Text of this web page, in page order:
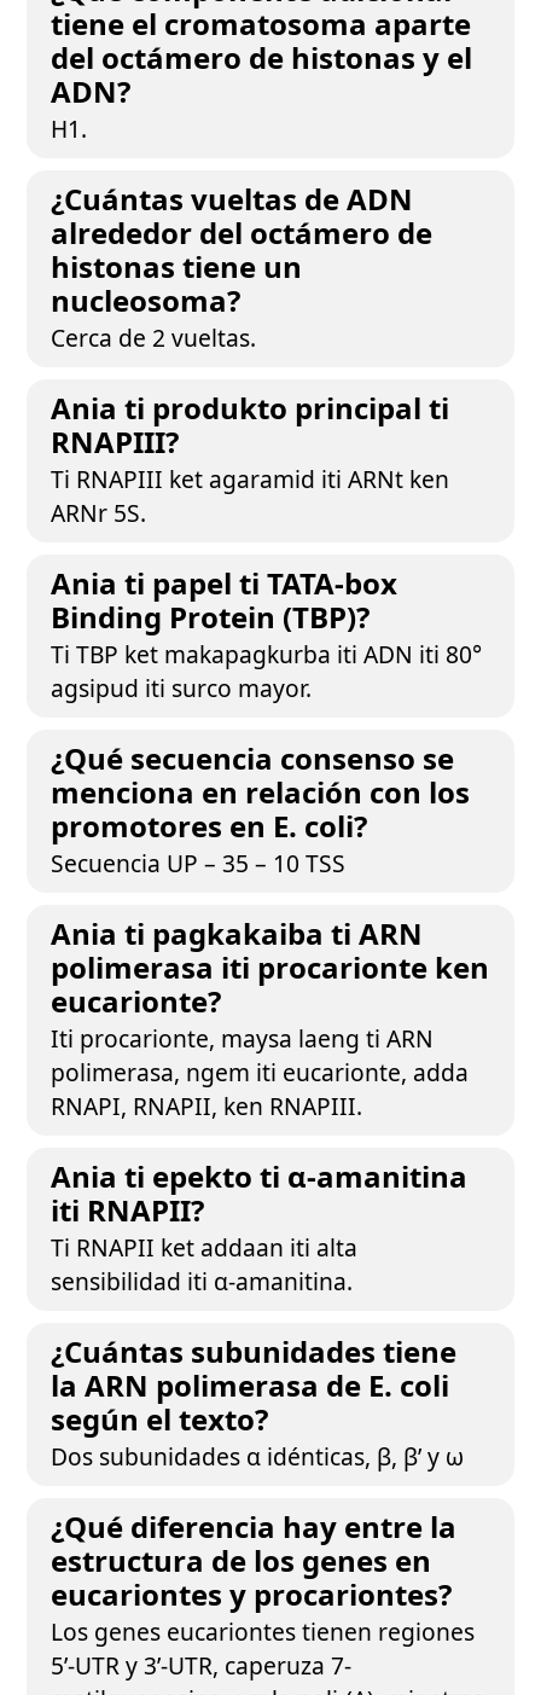
tiene el cromatosoma aparte
del octámero de histonas y el
ADN?
H1.
¿Cuántas vueltas de ADN
alrededor del octámero de
histonas tiene un
nucleosoma?
Cerca de 2 vueltas.
Ania ti produkto principal ti
RNAPIII?
Ti RNAPIII ket agaramid iti ARNt ken
ARNr 5S.
Ania ti papel ti TATA-box
Binding Protein (TBP)?
Ti TBP ket makapagkurba iti ADN iti 80°
agsipud iti surco mayor.
¿Qué secuencia consenso se
menciona en relación con los
promotores en E. coli?
Secuencia UP – 35 – 10 TSS
Ania ti pagkakaiba ti ARN
polimerasa iti procarionte ken
eucarionte?
Iti procarionte, maysa laeng ti ARN
polimerasa, ngem iti eucarionte, adda
RNAPI, RNAPII, ken RNAPIII.
Ania ti epekto ti α-amanitina
iti RNAPII?
Ti RNAPII ket addaan iti alta
sensibilidad iti α-amanitina.
¿Cuántas subunidades tiene
la ARN polimerasa de E. coli
según el texto?
Dos subunidades α idénticas, β, β’ y ω
¿Qué diferencia hay entre la
estructura de los genes en
eucariontes y procariontes?
Los genes eucariontes tienen regiones
5’-UTR y 3’-UTR, caperuza 7-